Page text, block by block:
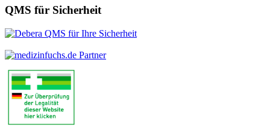
QMS für Sicherheit